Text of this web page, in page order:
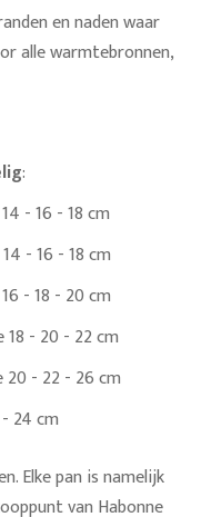
en naden waar
alle warmtebronnen,
:
- 16 - 18 cm
- 16 - 18 cm
- 18 - 20 cm
- 20 - 22 cm
- 22 - 26 cm
24 cm
Elke pan is namelijk
van Habonne